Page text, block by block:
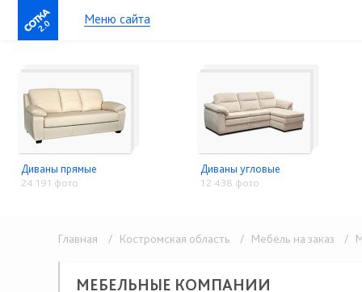
2.0 Меню сайта
Диваны прямые
24 191 фото
Диваны угловые
12 438 фото
Главная / Костромская область / Мебель на заказ /
МЕБЕЛЬНЫЕ КОМПАНИИ